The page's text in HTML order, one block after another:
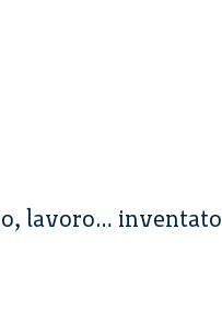
lavoro… inventato